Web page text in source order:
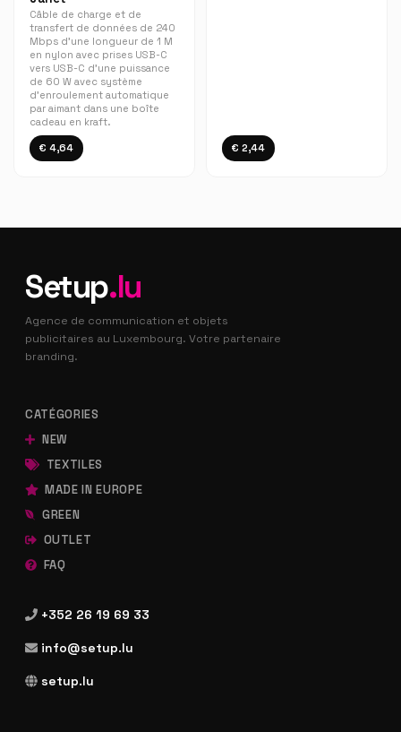
Câble de charge et de
transfert de données de 240
Mbps d'une longueur de 1 M
en nylon avec prises USB-C
vers USB-C d'une puissance
de 60 W avec système
d'enroulement automatique
par aimant dans une boîte
cadeau en kraft.
€ 4,64 € 2,44
Setup.lu
Agence de communication et objets
publicitaires au Luxembourg. Votre partenaire
branding.
CATÉGORIES
NEW
TEXTILES
MADE IN EUROPE
GREEN
OUTLET
FAQ
+352 26 19 69 33
info@setup.lu
setup.lu